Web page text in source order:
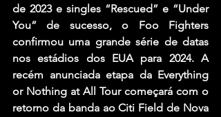
de 2023 e singles “Rescued” e “Under
You” de sucesso, o Foo Fighters
confirmou uma grande série de datas
nos estádios dos EUA para 2024. A
recém anunciada etapa da Everything
or Nothing at All Tour começará com o
retorno da banda ao Citi Field de Nova